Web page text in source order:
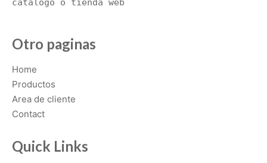
catálogo o tienda web
Otro paginas
Home
Productos
Area de cliente
Contact
Quick Links